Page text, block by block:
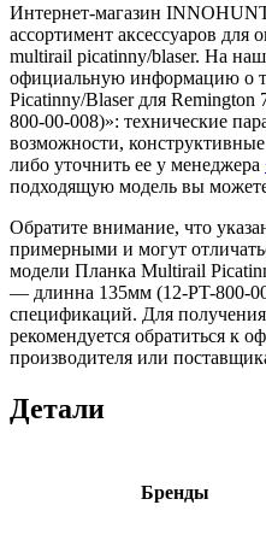
Интернет-магазин
ассортимент аксессуаров для
multirail picatinny/blaser. На
официальную информацию о
Picatinny/Blaser для
800-00-008)»: технические
возможности,
либо уточнить ее у менеджера
подходящую модель вы
Обратите внимание, что
примерными и могут
модели Планка Multirail
— длинна 135мм (12-PT-800-
спецификаций. Для
рекомендуется обратиться к
производителя или
Детали
Бренды